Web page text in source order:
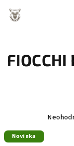
obsah
Novinka